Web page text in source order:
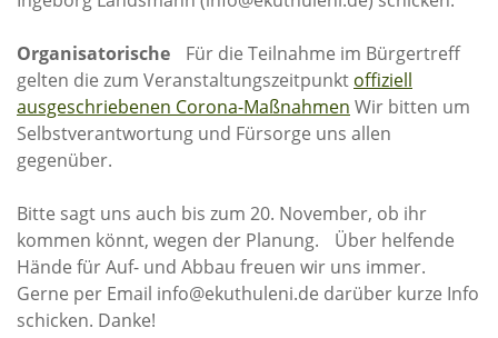
Bilder aus Zimbabwe
Organisatorische Für die Teilnahme im Bürgertreff
gelten die zum Veranstaltungszeitpunkt offiziell
ausgeschriebenen Corona-Maßnahmen Wir bitten um
Selbstverantwortung und Fürsorge uns allen
gegenüber.
Bitte sagt uns auch bis zum 20. November, ob ihr
kommen könnt, wegen der Planung. Über helfende
Hände für Auf- und Abbau freuen wir uns immer.
Gerne per Email info@ekuthuleni.de darüber kurze Info
schicken. Danke!